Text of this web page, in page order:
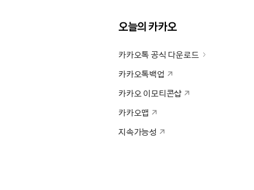
오늘의 카카오
카카오톡 공식 다운로드
카카오톡백업
카카오 이모티콘샵
카카오맵
지속가능성